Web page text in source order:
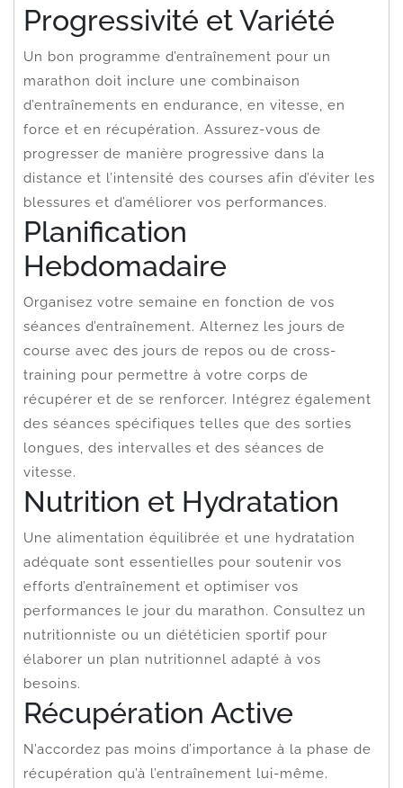
Progressivité et Variété
Un bon programme d’entraînement pour un
marathon doit inclure une combinaison
d’entraînements en endurance, en vitesse, en
force et en récupération. Assurez-vous de
progresser de manière progressive dans la
distance et l’intensité des courses afin d’éviter les
blessures et d’améliorer vos performances.
Planification
Hebdomadaire
Organisez votre semaine en fonction de vos
séances d’entraînement. Alternez les jours de
course avec des jours de repos ou de cross-
training pour permettre à votre corps de
récupérer et de se renforcer. Intégrez également
des séances spécifiques telles que des sorties
longues, des intervalles et des séances de
vitesse.
Nutrition et Hydratation
Une alimentation équilibrée et une hydratation
adéquate sont essentielles pour soutenir vos
efforts d’entraînement et optimiser vos
performances le jour du marathon. Consultez un
nutritionniste ou un diététicien sportif pour
élaborer un plan nutritionnel adapté à vos
besoins.
Récupération Active
N’accordez pas moins d’importance à la phase de
récupération qu’à l’entraînement lui-même.